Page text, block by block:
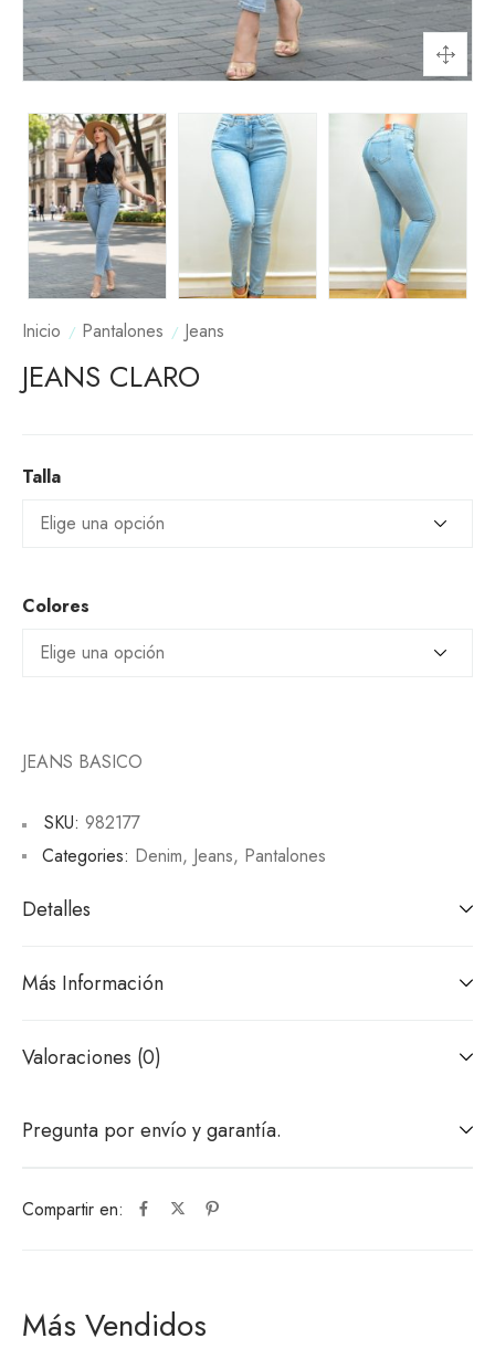
Inicio Pantalones Jeans
JEANS CLARO
Talla
Colores
JEANS BASICO
Compartir en:
SKU: 982177
Categories: Denim, Jeans, Pantalones
Detalles
Más Información
Valoraciones (0)
Pregunta por envío y garantía.
Más Vendidos